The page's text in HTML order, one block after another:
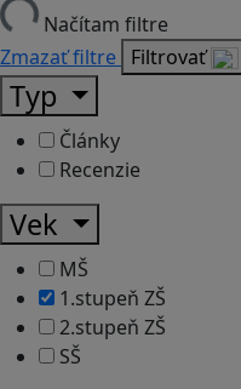
Načítam filtre
Zmazať filtre Filtrovať
Typ
Články
Recenzie
Vek
MŠ
1.stupeň ZŠ
2.stupeň ZŠ
SŠ